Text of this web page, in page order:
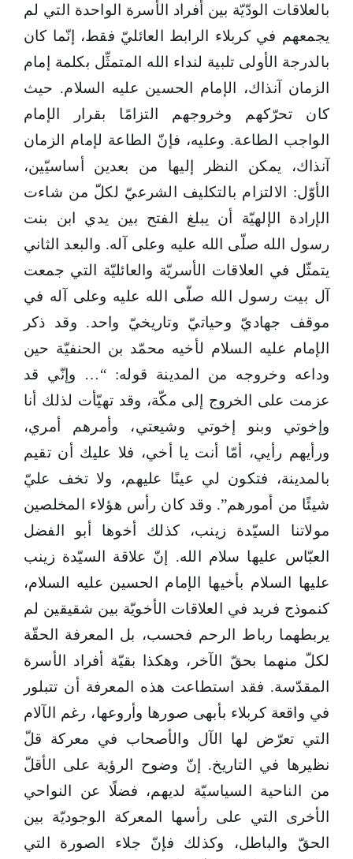
بالعلاقات الودّيّة بين أفراد الأسرة الواحدة التي لم
يجمعهم في كربلاء الرابط العائليّ فقط، إنّما كان
بالدرجة الأولى تلبية لنداء الله المتمثِّل بكلمة إمام
الزمان آنذاك، الإمام الحسين عليه السلام. حيث
كان تحرّكهم وخروجهم التزامًا بقرار الإمام
الواجب الطاعة. وعليه، فإنّ الطاعة لإمام الزمان
آنذاك، يمكن النظر إليها من بعدين أساسيّين،
الأوّل: الالتزام بالتكليف الشرعيّ لكلّ من شاءت
الإرادة الإلهيّة أن يبلغ الفتح بين يدي ابن بنت
رسول الله صلّى الله عليه وعلى آله. والبعد الثاني
يتمثّل في العلاقات الأسريّة والعائليّة التي جمعت
آل بيت رسول الله صلّى الله عليه وعلى آله في
موقف جهاديّ وحياتيّ وتاريخيّ واحد. وقد ذكر
الإمام عليه السلام لأخيه محمّد بن الحنفيّة حين
وداعه وخروجه من المدينة قوله: “… وإنّي قد
عزمت على الخروج إلى مكّة، وقد تهيّأت لذلك أنا
وإخوتي وبنو إخوتي وشيعتي، وأمرهم أمري،
ورأيهم رأيي، أمّا أنت يا أخي، فلا عليك أن تقيم
بالمدينة، فتكون لي عينًا عليهم، ولا تخف عليّ
شيئًا من أمورهم”. وقد كان رأس هؤلاء المخلصين
مولاتنا السيّدة زينب، كذلك أخوها أبو الفضل
العبّاس عليها سلام الله. إنّ علاقة السيّدة زينب
عليها السلام بأخيها الإمام الحسين عليه السلام،
كنموذج فريد في العلاقات الأخويّة بين شقيقين لم
يربطهما رباط الرحم فحسب، بل المعرفة الحقّة
لكلّ منهما بحقّ الآخر، وهكذا بقيّة أفراد الأسرة
المقدّسة. فقد استطاعت هذه المعرفة أن تتبلور
في واقعة كربلاء بأبهى صورها وأروعها، رغم الآلام
التي تعرّض لها الآل والأصحاب في معركة قلّ
نظيرها في التاريخ. إنّ وضوح الرؤية على الأقلّ
من الناحية السياسيّة لديهم، فضلًا عن النواحي
الأخرى التي على رأسها المعركة الوجوديّة بين
الحقّ والباطل، وكذلك فإنّ جلاء الصورة التي